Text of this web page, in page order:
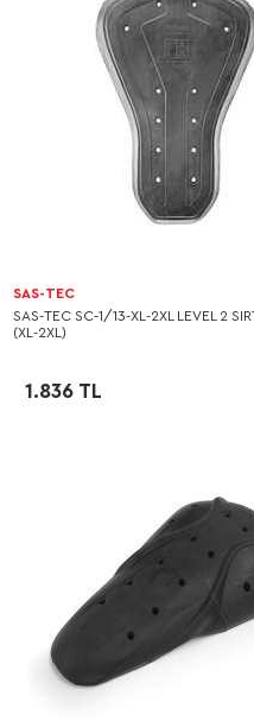
SAS-TEC
SAS-TEC SC-1/13-XL-2XL LEVEL 2
(XL-2XL)
1.836 TL